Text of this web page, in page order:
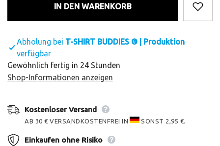
IN DEN WARENKORB
Abholung bei T-SHIRT BUDDIES ® | Produktion
verfügbar
Gewöhnlich fertig in 24 Stunden
Shop-Informationen anzeigen
Kostenloser Versand
AB 30 € VERSANDKOSTENFREI IN SONST 2,95 €.
Einkaufen ohne Risiko